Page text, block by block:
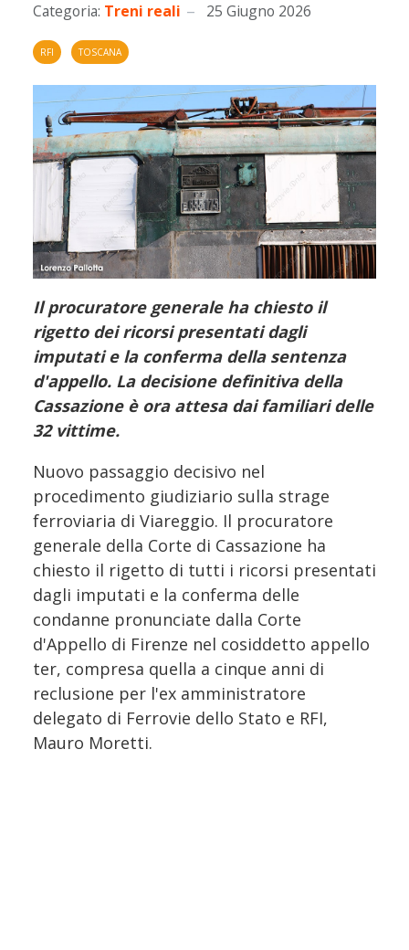
Categoria: Treni reali 25 Giugno 2026
RFI TOSCANA
Il procuratore generale ha chiesto il
rigetto dei ricorsi presentati dagli
imputati e la conferma della sentenza
d'appello. La decisione definitiva della
Cassazione è ora attesa dai familiari delle
32 vittime.
Nuovo passaggio decisivo nel
procedimento giudiziario sulla strage
ferroviaria di Viareggio. Il procuratore
generale della Corte di Cassazione ha
chiesto il rigetto di tutti i ricorsi presentati
dagli imputati e la conferma delle
condanne pronunciate dalla Corte
d'Appello di Firenze nel cosiddetto appello
ter, compresa quella a cinque anni di
reclusione per l'ex amministratore
delegato di Ferrovie dello Stato e RFI,
Mauro Moretti.